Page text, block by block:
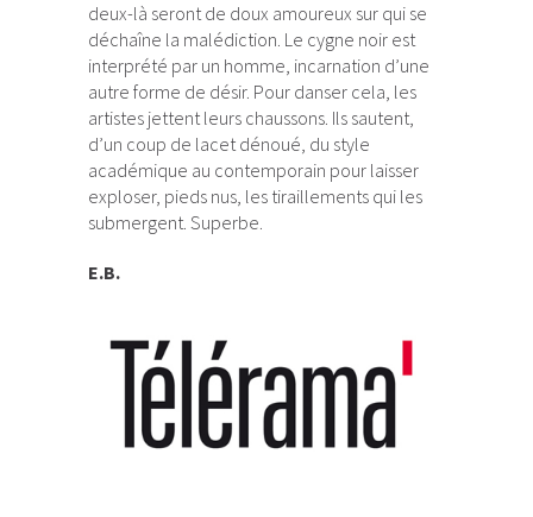
deux-là seront de doux amoureux sur qui se
déchaîne la malédiction. Le cygne noir est
interprété par un homme, incarnation d’une
autre forme de désir. Pour danser cela, les
artistes jettent leurs chaussons. Ils sautent,
d’un coup de lacet dénoué, du style
académique au contemporain pour laisser
exploser, pieds nus, les tiraillements qui les
submergent. Superbe.
E.B.